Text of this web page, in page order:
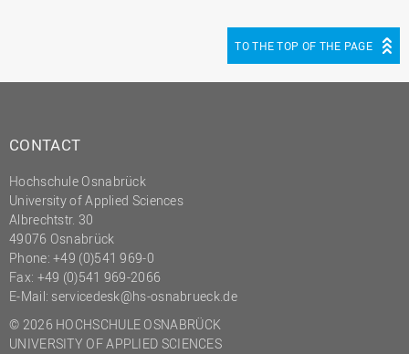
TO THE TOP OF THE PAGE
CONTACT
Hochschule Osnabrück
University of Applied Sciences
Albrechtstr. 30
49076 Osnabrück
Phone: +49 (0)541 969-0
Fax: +49 (0)541 969-2066
E-Mail: servicedesk@hs-osnabrueck.de
© 2026 HOCHSCHULE OSNABRÜCK
UNIVERSITY OF APPLIED SCIENCES